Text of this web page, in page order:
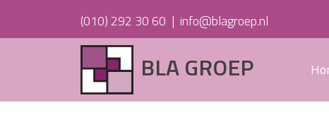
(010) 292 30 60 | info@blagroep.nl
BLA GROEP